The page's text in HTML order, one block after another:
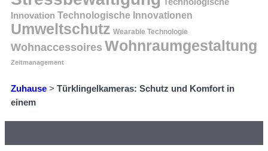
Innovation Technologische Innovationen
Umweltschutz Wearable Technologie
Wohnaccessoires Wohnraumgestaltung
Zeitmanagement
Zuhause > Türklingelkameras: Schutz und Komfort in
einem